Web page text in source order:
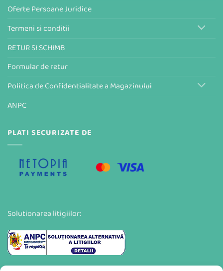
Oferte Persoane Juridice
Termeni si conditii
RETUR SI SCHIMB
Formular de retur
Politica de Confidentialitate a Magazinului
ANPC
PLATI SECURIZATE DE
Solutionarea litigiilor: